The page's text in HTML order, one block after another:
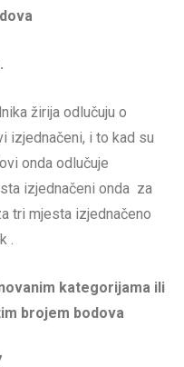
žirija odlučuju o
izjednačeni, i to kad su
onda odlučuje
izjednačeni onda za
tri mjesta izjednačeno
.
kategorijama ili
brojem bodova